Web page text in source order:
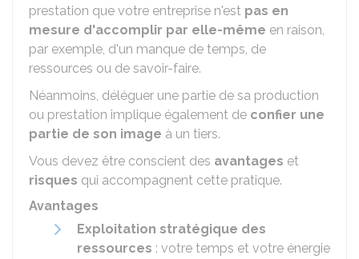
prestation que votre entreprise n'est pas en
mesure d'accomplir par elle-même en raison,
par exemple, d'un manque de temps, de
ressources ou de savoir-faire.
Néanmoins, déléguer une partie de sa production
ou prestation implique également de confier une
partie de son image à un tiers.
Vous devez être conscient des avantages et
risques qui accompagnent cette pratique.
Avantages
Exploitation stratégique des
ressources : votre temps et votre énergie